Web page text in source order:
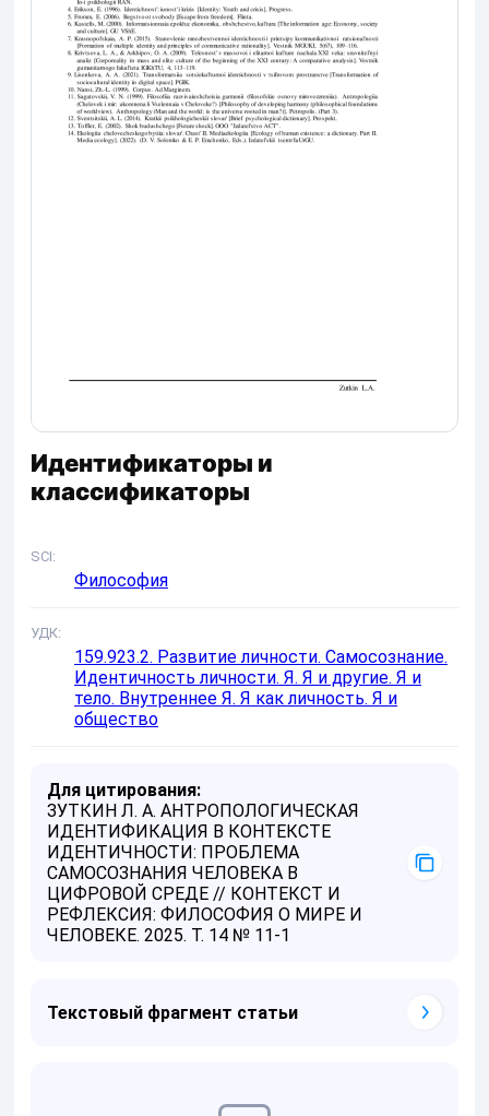
Идентификаторы и
классификаторы
SCI
Философия
УДК
159.923.2. Развитие личности. Самосознание.
Идентичность личности. Я. Я и другие. Я и
тело. Внутреннее Я. Я как личность. Я и
общество
Для цитирования:
ЗУТКИН Л. А. АНТРОПОЛОГИЧЕСКАЯ
ИДЕНТИФИКАЦИЯ В КОНТЕКСТЕ
ИДЕНТИЧНОСТИ: ПРОБЛЕМА
САМОСОЗНАНИЯ ЧЕЛОВЕКА В
ЦИФРОВОЙ СРЕДЕ // КОНТЕКСТ И
РЕФЛЕКСИЯ: ФИЛОСОФИЯ О МИРЕ И
ЧЕЛОВЕКЕ. 2025. Т. 14 № 11-1
Текстовый фрагмент статьи